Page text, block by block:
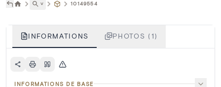
˅ 10149554
INFORMATIONS PHOTOS (1)
INFORMATIONS DE BASE